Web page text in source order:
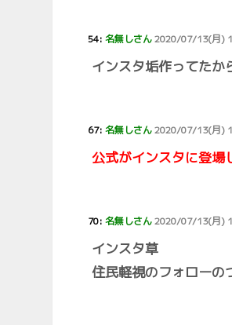
54:名無しさん2020/07/13(月)
インスタ垢作ってたか
67:名無しさん2020/07/13(月)
公式がインスタに登場
70:名無しさん2020/07/13(月)
インスタ草
住民軽視のフォローの